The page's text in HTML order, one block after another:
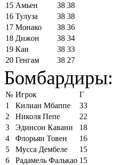
15 Амьен 38 38
16 Тулуза 38 38
17 Монако 38 36
18 Дижон 38 34
19 Кан 38 33
20 Генгам 38 27
Бомбардиры:
№ Игрок
Г
1
Килиан Мбаппе
33
2
Николя Пепе
22
3
Эдинсон Кавани
18
4
Флорьян Товен
16
5
Мусса Дембеле
15
6
Радамель Фалькао 15